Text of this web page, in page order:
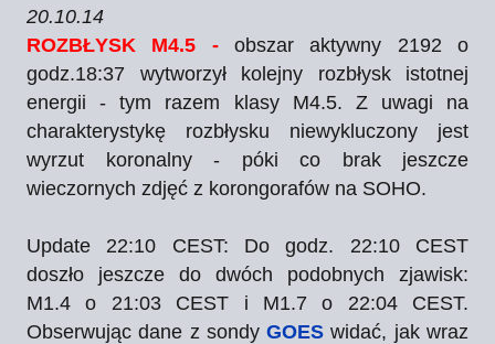
20.10.14
ROZBŁYSK M4.5 -obszar aktywny 2192 o
godz.18:37 wytworzył kolejny rozbłysk istotnej
energii - tym razem klasy M4.5. Z uwagi na
charakterystykę rozbłysku niewykluczony jest
wyrzut koronalny - póki co brak jeszcze
wieczornych zdjęć z korongorafów na SOHO.
Update 22:10 CEST: Do godz. 22:10 CEST
doszło jeszcze do dwóch podobnych zjawisk:
M1.4 o 21:03 CEST i M1.7 o 22:04 CEST.
Obserwując dane z sondyGOES widać, jak wraz